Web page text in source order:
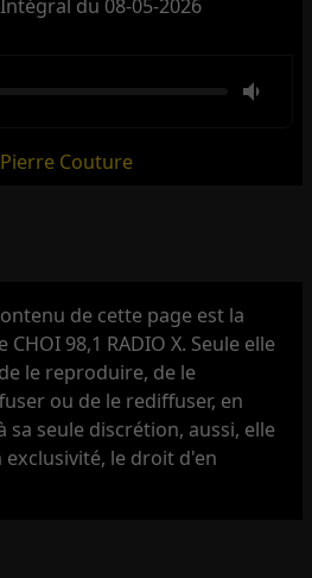
du 08-05-2026
Pierre Couture
de cette page est la
98,1 RADIO X. Seule elle
le reproduire, de le
ou de le rediffuser, en
seule discrétion, aussi, elle
exclusivité, le droit d'en